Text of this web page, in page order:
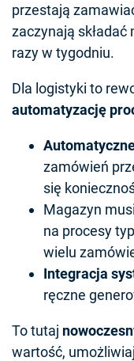
przestają
zaczynają składać
razy w tygodniu.
Dla logistyki to
automatyzację
zamówień
się
Magazyn
na procesy
wielu
Integracja
ręczne
To tutaj
wartość,